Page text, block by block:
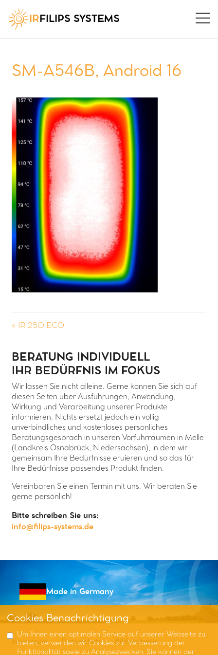
IR FILIPS SYSTEMS
SM-A546B, Android 16
« IR 250 ECO
BERATUNG INDIVIDUELL
IHR BEDÜRFNIS IM FOKUS
Wir lassen Sie nicht alleine. Gerne können Sie sich auf
diesen Seiten über Ausführungen, Anwendung,
Wirkung und Verarbeitung unserer Produkte
informieren. Nichts ersetzt jedoch ein völlig
unverbindliches und kostenloses persönliches
Beratungsgespräch in unseren Vorführräumen in Melle
(Landkreis Osnabrück, Niedersachsen), in dem wir
gemeinsam Ihre Bedürfnisse eruieren und so das für
Ihre Bedürfnisse passendes Produkt finden.
Vereinbaren Sie einen Termin mit uns. Wir beraten Sie
gerne persönlich!
Bitte schreiben Sie uns:
info@filips-systems.de
Made in Germany
Impressum Datenschutz Bildnachweis
Cookies Benachrichtigung
Um Ihnen einen optimalen Service auf unserer Webseite zu
bieten, verwenden wir Cookies zur Verbesserung der
Funktionalität sowie zu Analysezwecken. Sie können der